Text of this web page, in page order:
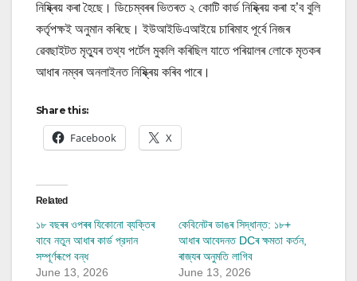
নিষ্ক্ৰিয় কৰা হৈছে। ডিচেম্বৰৰ ভিতৰত ২ কোটি কাৰ্ড নিষ্ক্ৰিয় কৰা হ’ব বুলি
কৰ্তৃপক্ষই অনুমান কৰিছে। ইউআইডিএআইয়ে চাৰিমাহ পূৰ্বে নিজৰ
ৱেবছাইটত মৃত্যুৰ তথ্য পৰ্টেল মুকলি কৰিছিল যাতে পৰিয়ালৰ লোকে মৃতকৰ
আধাৰ নম্বৰ অনলাইনত নিষ্ক্ৰিয় কৰিব পাৰে।
Share this:
Facebook X
Related
১৮ বছৰৰ ওপৰৰ যিকোনো ব্যক্তিৰ
বাবে নতুন আধাৰ কাৰ্ড প্রদান
সম্পূৰ্ণৰূপে বন্ধ
June 13, 2026
কেবিনেটৰ ডাঙৰ সিদ্ধান্ত: ১৮+
আধাৰ আবেদনত DCৰ ক্ষমতা কৰ্তন,
ৰাজ্যৰ অনুমতি লাগিব
June 13, 2026